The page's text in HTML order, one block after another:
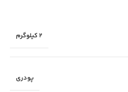
2 کیلوگرم
پودری